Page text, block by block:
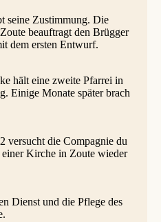
seine Zustimmung. Die
beauftragt den Brügger
dem ersten Entwurf.
hält eine zweite Pfarrei in
Einige Monate später brach
versucht die Compagnie du
Kirche in Zoute wieder
Dienst und die Pflege des